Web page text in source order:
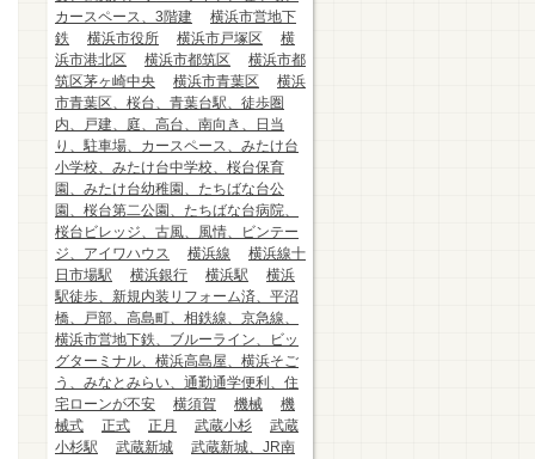
カースペース、3階建
横浜市営地下
鉄
横浜市役所 横浜市戸塚区
横
浜市港北区
横浜市都筑区
横浜市都
筑区茅ヶ崎中央
横浜市青葉区
横浜
市青葉区、桜台、青葉台駅、徒歩圏
内、戸建、庭、高台、南向き、日当
り、駐車場、カースペース、みたけ台
小学校、みたけ台中学校、桜台保育
園、みたけ台幼稚園、たちばな台公
園、桜台第二公園、たちばな台病院、
桜台ビレッジ、古風、風情、ビンテー
ジ、アイワハウス
横浜線
横浜線十
日市場駅
横浜銀行 横浜駅
横浜
駅徒歩、新規内装リフォーム済、平沼
橋、戸部、高島町、相鉄線、京急線、
横浜市営地下鉄、ブルーライン、ビッ
グターミナル、横浜高島屋、横浜そご
う、みなとみらい、通勤通学便利、住
宅ローンが不安
横須賀 機械
機
械式
正式 正月 武蔵小杉
武蔵
小杉駅
武蔵新城
武蔵新城、JR南